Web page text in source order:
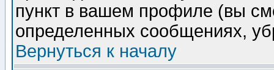
пункт в вашем профиле (вы
определенных сообщениях,
Вернуться к началу